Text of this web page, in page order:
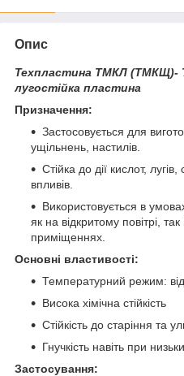
Опис
Техпластина ТМКЛ (ТМКЩ)-
лугостійка пластина
Призначення:
Застосовується для
ущільнень, настилів.
Стійка до дії кислот,
впливів.
Використовується в
як на відкритому повітрі,
приміщеннях.
Основні властивості:
Температурний режим:
Висока хімічна стійкість
Стійкість до старіння та
Гнучкість навіть при
Застосування: